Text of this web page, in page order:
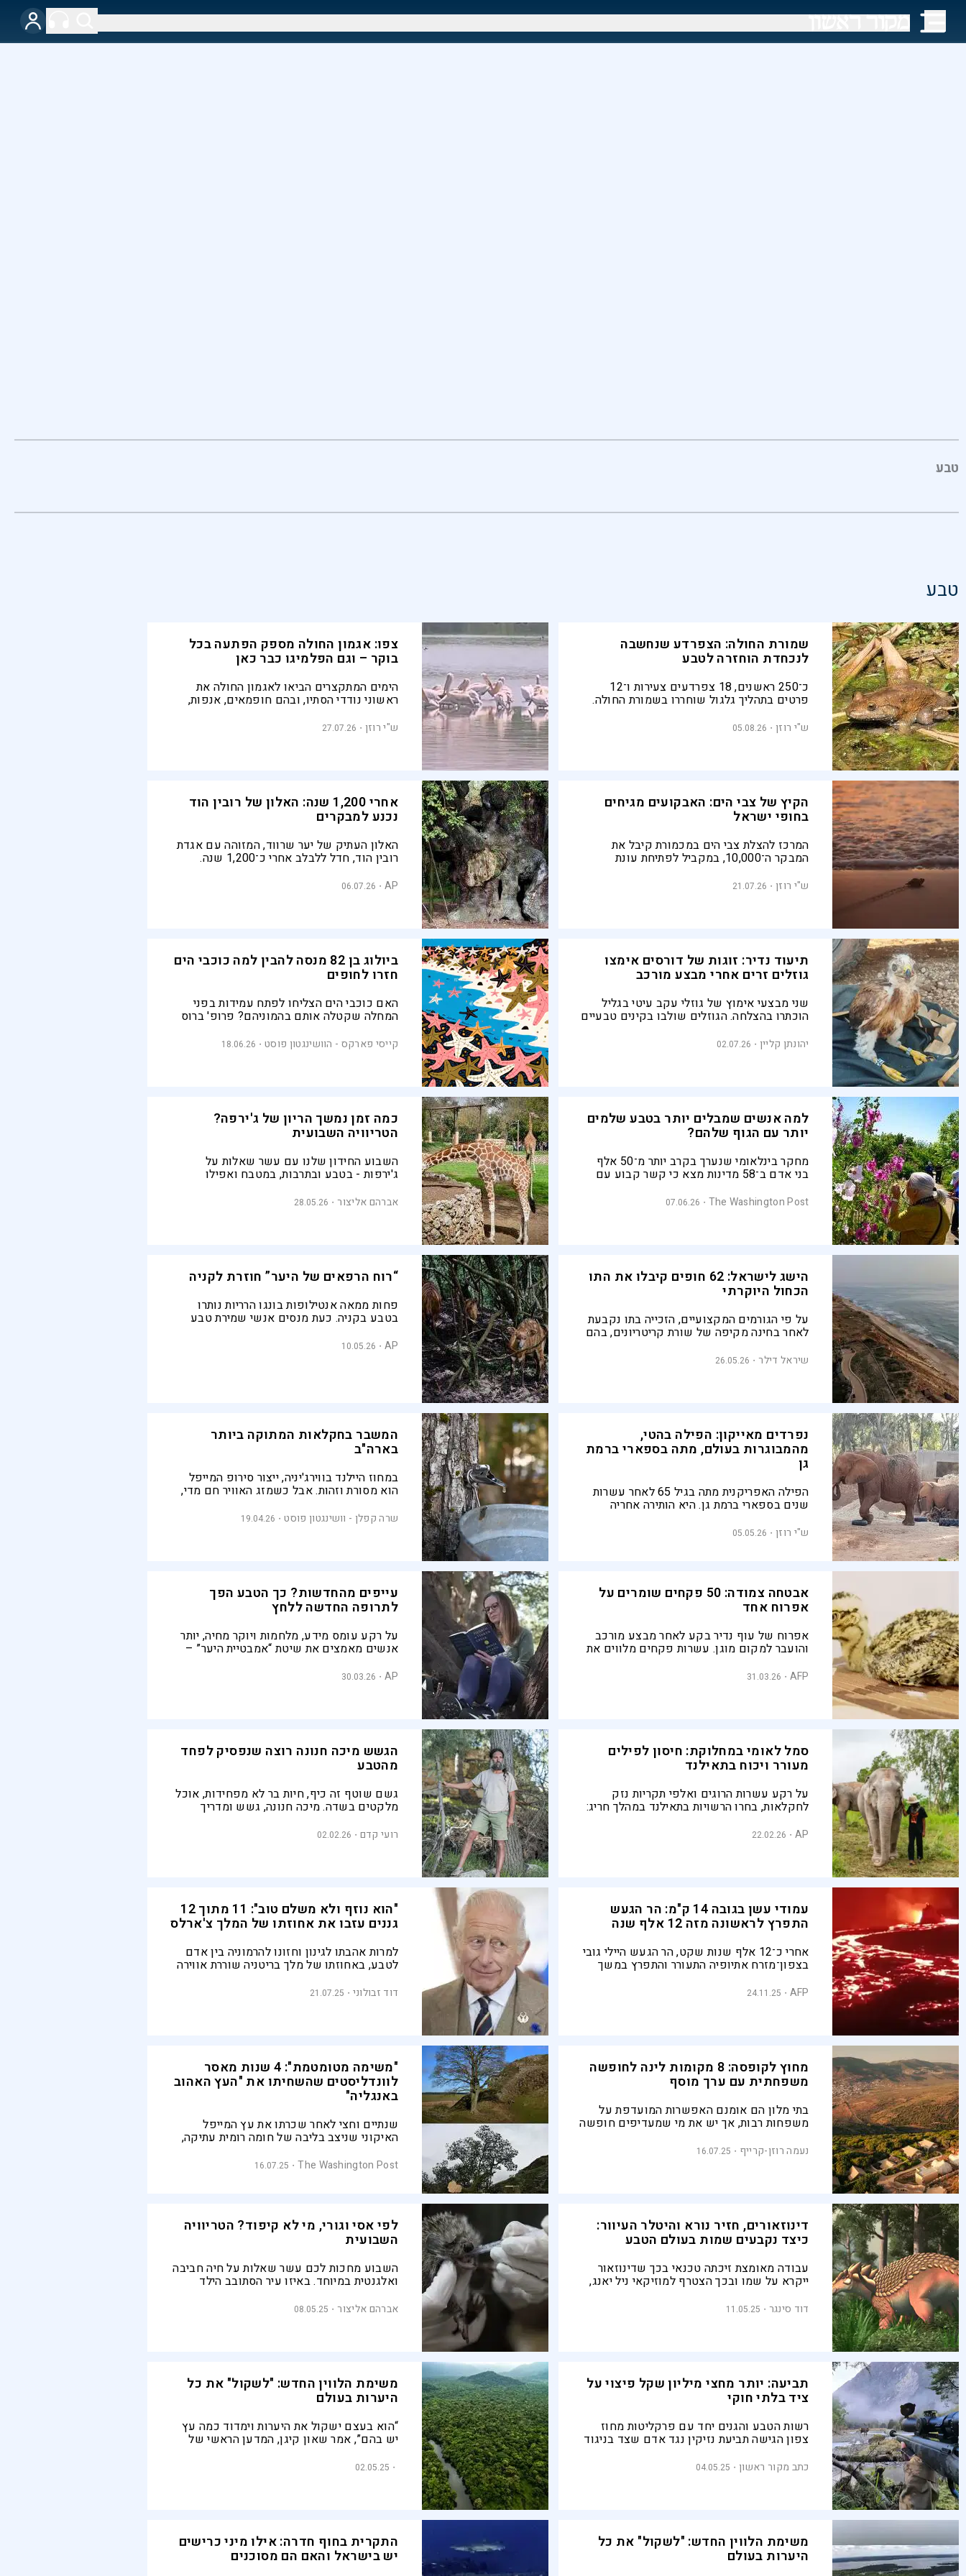
טבע
טבע
שמורת החולה: הצפרדע שנחשבה
לנכחדת הוחזרה לטבע
כ־250 ראשנים, 18 צפרדעים צעירות ו־12
פרטים בתהליך גלגול שוחררו בשמורת החולה.
השנים האחרונות בגן החיות התנ"כי
ש"י רוזן 05.08.26
צפו: אגמון החולה מספק הפתעה בכל
בוקר – וגם הפלמיגו כבר כאן
הימים המתקצרים הביאו לאגמון החולה את
ראשוני נודדי הסתיו, ובהם חופמאים, אנפות,
צפויות להגיע גם החסידות הראשונות
ש"י רוזן 27.07.26
הקיץ של צבי הים: האבקועים מגיחים
בחופי ישראל
המרכז להצלת צבי הים במכמורת קיבל את
המבקר ה־10,000, במקביל לפתיחת עונת
לגעת באבקועים
ש"י רוזן 21.07.26
אחרי 1,200 שנה: האלון של רובין הוד
נכנע למבקרים
האלון העתיק של יער שרווד, המזוהה עם אגדת
רובין הוד, חדל ללבלב אחרי כ־1,200 שנה.
לדעיכתו.
AP
06.07.26
תיעוד נדיר: זוגות של דורסים אימצו
גוזלים זרים אחרי מבצע מורכב
שני מבצעי אימוץ של גוזלי עקב עיטי בגליל
הוכתרו בהצלחה. הגוזלים שולבו בקינים טבעיים
"השותפות בין אנשי השטח לחוקרים מייצרת
פתרונות ממשיים להגנת חיות הבר"
יהונתן קליין 02.07.26
ביולוג בן 82 מנסה להבין למה כוכבי הים
חזרו לחופים
האם כוכבי הים הצליחו לפתח עמידות בפני
המחלה שקטלה אותם בהמוניהם? פרופ' ברוס
חש תקווה אבל עדיין מפחד מפני השלכותיו של
ה"סופר אל ניניו"
קייסי פארקס - הוושינגטון פוסט 18.06.26
למה אנשים שמבלים יותר בטבע שלמים
יותר עם הגוף שלהם?
מחקר בינלאומי שנערך בקרב יותר מ־50 אלף
בני אדם ב־58 מדינות מצא כי קשר קבוע עם
עצמית גבוהה יותר ולשביעות רצון גדולה יותר
The Washington Post
07.06.26
כמה זמן נמשך הריון של ג'ירפה?
הטריוויה השבועית
השבוע החידון שלנו עם עשר שאלות על
ג'ירפות - בטבע ובתרבות, במטבח ואפילו
אברהם אליצור 28.05.26
הישג לישראל: 62 חופים קיבלו את התו
הכחול היוקרתי
על פי הגורמים המקצועיים, הזכייה בתו נקבעת
לאחר בחינה מקיפה של שורת קריטריונים, בהם
המתרחצים, הנגשה לציבור הרחב וכן קיומן של
שיראל דילר 26.05.26
“רוח הרפאים של היער” חוזרת לקניה
פחות ממאה אנטילופות בונגו הרריות נותרו
בטבע בקניה. כעת מנסים אנשי שמירת טבע
היערות שבהם נעלמה
AP
10.05.26
נפרדים מאייקון: הפילה בהטי,
מהמבוגרות בעולם, מתה בספארי ברמת
גן
הפילה האפריקנית מתה בגיל 65 לאחר עשרות
שנים בספארי ברמת גן. היא הותירה אחריה
ובמאמצי שימור הפילים האפריקנים
ש"י רוזן 05.05.26
המשבר בחקלאות המתוקה ביותר
בארה"ב
במחוז היילנד בווירג'יניה, ייצור סירופ המייפל
הוא מסורת וזהות. אבל כשמזג האוויר חם מדי,
הטכנולוגיה תצליח להציל את התעשייה ואת
המחוז?
שרה קפלן - וושינגטון פוסט 19.04.26
אבטחה צמודה: 50 פקחים שומרים על
אפרוח אחד
אפרוח של עוף נדיר בקע לאחר מבצע מורכב
והועבר למקום מוגן. עשרות פקחים מלווים את
פגיעה ולהבטיח את הישרדותם
AFP
31.03.26
עייפים מהחדשות? כך הטבע הפך
לתרופה החדשה ללחץ
על רקע עומס מידע, מלחמות ויוקר מחיה, יותר
אנשים מאמצים את שיטת “אמבטיית היער” –
רוח ולהחזיר תחושת שליטה
AP
30.03.26
סמל לאומי במחלוקת: חיסון לפילים
מעורר ויכוח בתאילנד
על רקע עשרות הרוגים ואלפי תקריות נזק
לחקלאות, בחרו הרשויות בתאילנד במהלך חריג:
לצמצם את החיכוך ההולך ומחריף בין האדם
AP
22.02.26
הגשש מיכה חנונה רוצה שנפסיק לפחד
מהטבע
גשם שוטף זה כיף, חיות בר לא מפחידות, אוכל
מלקטים בשדה. מיכה חנונה, גשש ומדריך
בטבע, ומגלה מה הקשר בין מעקב אחר קרקל
למבצע ללכידת מבוקשים
רועי קדם 02.02.26
עמודי עשן בגובה 14 ק"מ: הר הגעש
התפרץ לראשונה מזה 12 אלף שנה
אחרי כ־12 אלף שנות שקט, הר הגעש היילי גובי
בצפון־מזרח אתיופיה התעורר והתפרץ במשך
הודו ופקיסטן
AFP
24.11.25
"הוא נוזף ולא משלם טוב": 11 מתוך 12
גננים עזבו את אחוזתו של המלך צ'ארלס
למרות אהבתו לגינון וחזונו להרמוניה בין אדם
לטבע, באחוזתו של מלך בריטניה שוררת אווירה
ממשיכה לטפס במדרג הפופולריות ומצטיירת
דוד זבולוני 21.07.25
מחוץ לקופסה: 8 מקומות לינה לחופשה
משפחתית עם ערך מוסף
בתי מלון הם אומנם האפשרות המועדפת על
משפחות רבות, אך יש את מי שמעדיפים חופשה
שהן לא רק בריכה | שמונה הצעות למקומות
לינה מיוחדים ברחבי הארץ
נעמה רוזן-קרייף 16.07.25
"משימה מטומטמת": 4 שנות מאסר
לוונדליסטים שהשחיתו את "העץ האהוב
באנגליה"
שנתיים וחצי לאחר שכרתו את עץ המייפל
האיקוני שניצב בליבה של חומה רומית עתיקה,
למעשה, שזעזע את בריטניה, נותר בגדר תעלומה,
על אף ניסיונות הפרקליטות וההגנה לפענחו
The Washington Post
16.07.25
דינוזאורים, חזיר נורא והיטלר העיוור:
כיצד נקבעים שמות בעולם הטבע
עבודה מאומצת זיכתה טכנאי בכך שדינוזאור
ייקרא על שמו ובכך הצטרף למוזיקאי ניל יאנג,
על שמות בעולם החי ואיך בוחרים אותם
דוד סינגר 11.05.25
לפי אסי וגורי, מי לא קיפוד? הטריוויה
השבועית
השבוע מחכות לכם עשר שאלות על חיה חביבה
ואלגנטית במיוחד. באיזו עיר הסתובב הילד
ברחוב סומסום. בהצלחה
אברהם אליצור 08.05.25
תביעה: יותר מחצי מיליון שקל פיצוי על
ציד בלתי חוקי
רשות הטבע והגנים יחד עם פרקליטות מחוז
צפון הגישה תביעת נזיקין נגד אדם שצד בניגוד
בסכנת הכחדה. "חייהם של ערכי הטבע המוגנים
אינם הפקר" אומרים ברשות
כתב מקור ראשון 04.05.25
משימת הלווין החדש: "לשקול" את כל
היערות בעולם
“הוא בעצם ישקול את היערות וימדוד כמה עץ
יש בהם”, אמר שאון קיגן, המדען הראשי של
הלוויין הזה כלל לא רואה את העלים. הוא רואה
02.05.25
משימת הלווין החדש: "לשקול" את כל
היערות בעולם
התקרית בחוף חדרה: אילו מיני כרישים
יש בישראל והאם הם מסוכנים